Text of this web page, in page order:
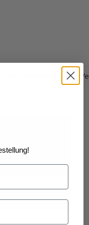
Porto verrechnet. Die
geliefert